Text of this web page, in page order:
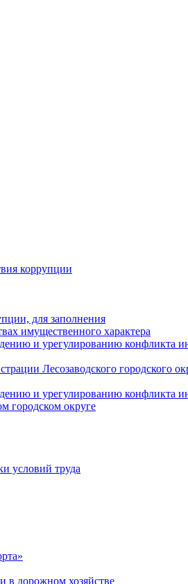
коррупции
для заполнения
имущественного характера
и урегулированию конфликта
Лесозаводского городского
и урегулированию конфликта
городском округе
условий труда
в дорожном хозяйстве